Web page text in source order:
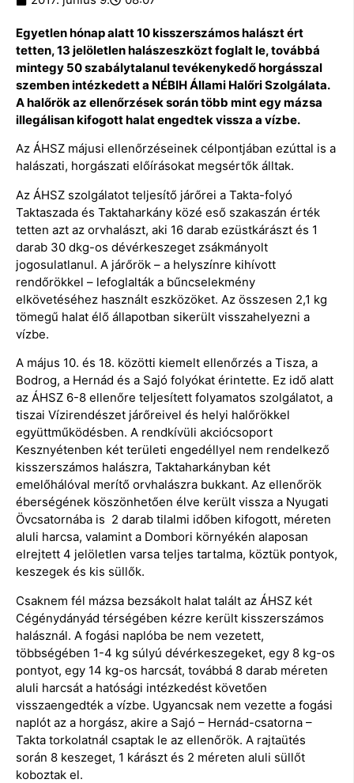
Egyetlen hónap alatt 10 kisszerszámos halászt ért
tetten, 13 jelöletlen halászeszközt foglalt le, továbbá
mintegy 50 szabálytalanul tevékenykedő horgásszal
szemben intézkedett a NÉBIH Állami Halőri Szolgálata.
A halőrök az ellenőrzések során több mint egy mázsa
illegálisan kifogott halat engedtek vissza a vízbe.
Az ÁHSZ májusi ellenőrzéseinek célpontjában ezúttal is a
halászati, horgászati előírásokat megsértők álltak.
Az ÁHSZ szolgálatot teljesítő járőrei a Takta-folyó
Taktaszada és Taktaharkány közé eső szakaszán érték
tetten azt az orvhalászt, aki 16 darab ezüstkárászt és 1
darab 30 dkg-os dévérkeszeget zsákmányolt
jogosulatlanul. A járőrök – a helyszínre kihívott
rendőrökkel – lefoglalták a bűncselekmény
elkövetéséhez használt eszközöket. Az összesen 2,1 kg
tömegű halat élő állapotban sikerült visszahelyezni a
vízbe.
A május 10. és 18. közötti kiemelt ellenőrzés a Tisza, a
Bodrog, a Hernád és a Sajó folyókat érintette. Ez idő alatt
az ÁHSZ 6-8 ellenőre teljesített folyamatos szolgálatot, a
tiszai Vízirendészet járőreivel és helyi halőrökkel
együttműködésben. A rendkívüli akciócsoport
Kesznyétenben két területi engedéllyel nem rendelkező
kisszerszámos halászra, Taktaharkányban két
emelőhálóval merítő orvhalászra bukkant. Az ellenőrök
éberségének köszönhetően élve került vissza a Nyugati
Övcsatornába is 2 darab tilalmi időben kifogott, méreten
aluli harcsa, valamint a Dombori környékén alaposan
elrejtett 4 jelöletlen varsa teljes tartalma, köztük pontyok,
keszegek és kis süllők.
Csaknem fél mázsa bezsákolt halat talált az ÁHSZ két
Cégénydányád térségében kézre került kisszerszámos
halásznál. A fogási naplóba be nem vezetett,
többségében 1-4 kg súlyú dévérkeszegeket, egy 8 kg-os
pontyot, egy 14 kg-os harcsát, továbbá 8 darab méreten
aluli harcsát a hatósági intézkedést követően
visszaengedték a vízbe. Ugyancsak nem vezette a fogási
naplót az a horgász, akire a Sajó – Hernád-csatorna –
Takta torkolatnál csaptak le az ellenőrök. A rajtaütés
során 8 keszeget, 1 kárászt és 2 méreten aluli süllőt
koboztak el.